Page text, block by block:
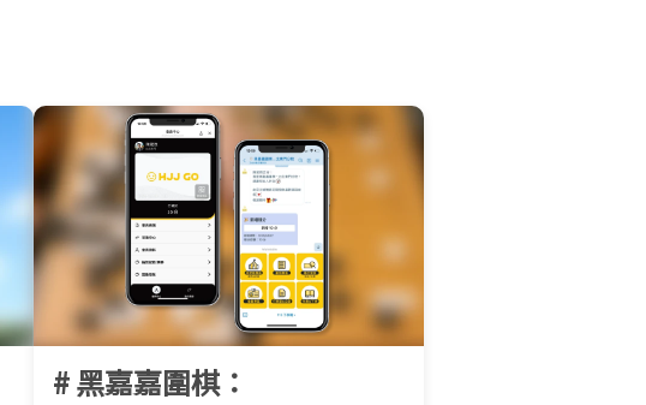
# 黑嘉嘉圍棋：